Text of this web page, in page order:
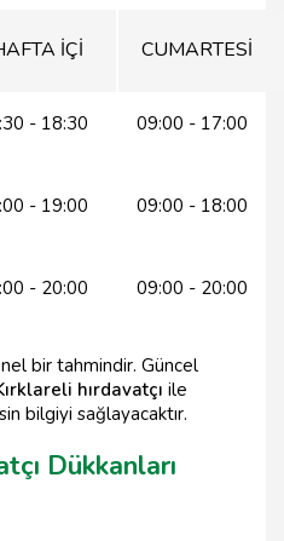
İÇİ CUMARTESİ
- 18:30 09:00 - 17:00
- 19:00 09:00 - 18:00
- 20:00 09:00 - 20:00
bir tahmindir. Güncel
hırdavatçı ile
bilgiyi sağlayacaktır.
Dükkanları